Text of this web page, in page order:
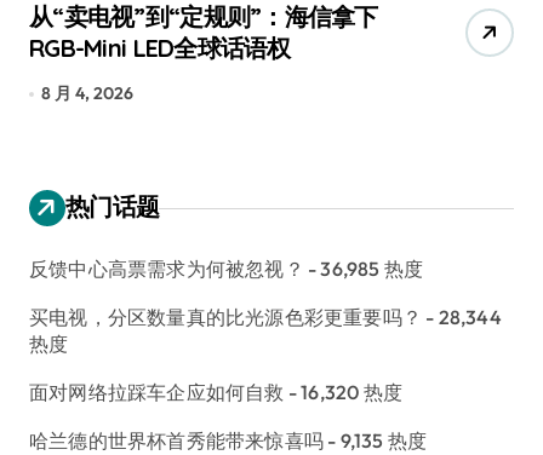
追觅、石头科技注意：你们的扫地机
已被美国认定为“战略武器”
7 月 30, 2026
热门话题
反馈中心高票需求为何被忽视？ - 36,985 热度
买电视，分区数量真的比光源色彩更重要吗？ - 28,344
热度
面对网络拉踩车企应如何自救 - 16,320 热度
哈兰德的世界杯首秀能带来惊喜吗 - 9,135 热度